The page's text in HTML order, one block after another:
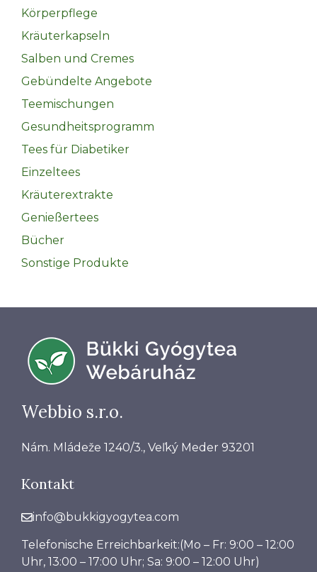
Körperpflege
Kräuterkapseln
Salben und Cremes
Gebündelte Angebote
Teemischungen
Gesundheitsprogramm
Tees für Diabetiker
Einzeltees
Kräuterextrakte
Genießertees
Bücher
Sonstige Produkte
Webbio s.r.o.
Nám. Mládeže 1240/3., Veľký Meder 93201
Kontakt
info@bukkigyogytea.com
Telefonische Erreichbarkeit:(Mo – Fr: 9:00 – 12:00
Uhr, 13:00 – 17:00 Uhr; Sa: 9:00 – 12:00 Uhr)